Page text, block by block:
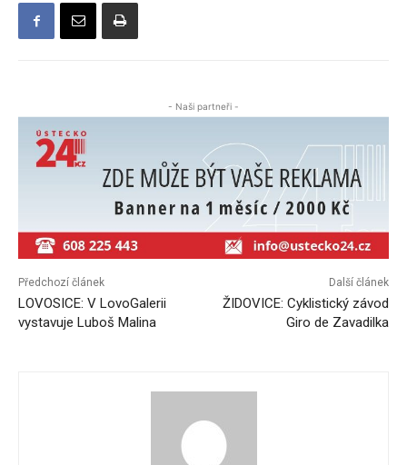
- Naši partneři -
Předchozí článek
LOVOSICE: V LovoGalerii
vystavuje Luboš Malina
Další článek
ŽIDOVICE: Cyklistický závod
Giro de Zavadilka